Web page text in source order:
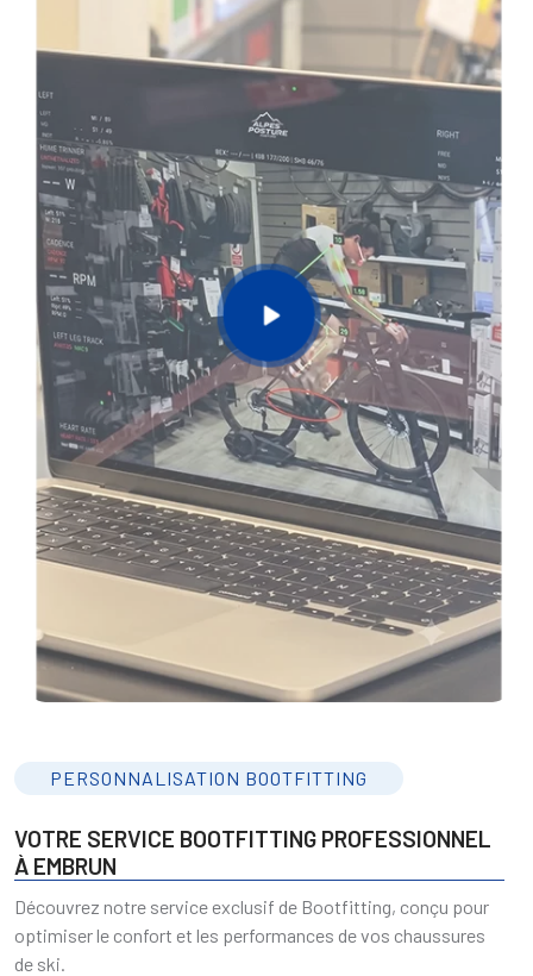
PERSONNALISATION BOOTFITTING
VOTRE SERVICE BOOTFITTING PROFESSIONNEL
À EMBRUN
Découvrez notre service exclusif de Bootfitting, conçu pour
optimiser le confort et les performances de vos chaussures
de ski.